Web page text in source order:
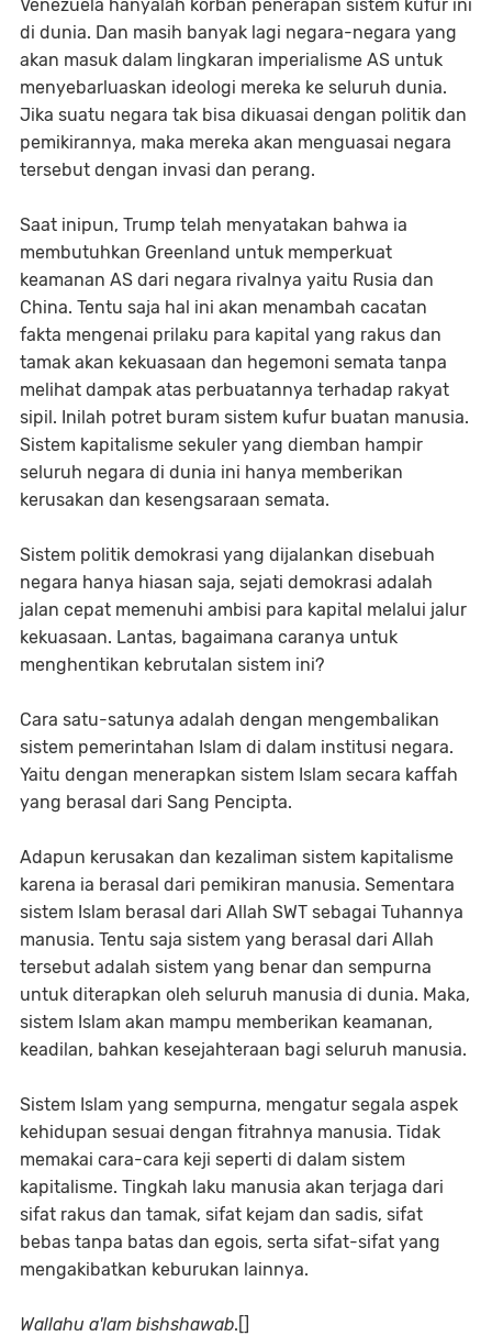
Venezuela hanyalah korban penerapan sistem kufur ini
di dunia. Dan masih banyak lagi negara-negara yang
akan masuk dalam lingkaran imperialisme AS untuk
menyebarluaskan ideologi mereka ke seluruh dunia.
Jika suatu negara tak bisa dikuasai dengan politik dan
pemikirannya, maka mereka akan menguasai negara
tersebut dengan invasi dan perang.
Saat inipun, Trump telah menyatakan bahwa ia
membutuhkan Greenland untuk memperkuat
keamanan AS dari negara rivalnya yaitu Rusia dan
China. Tentu saja hal ini akan menambah cacatan
fakta mengenai prilaku para kapital yang rakus dan
tamak akan kekuasaan dan hegemoni semata tanpa
melihat dampak atas perbuatannya terhadap rakyat
sipil. Inilah potret buram sistem kufur buatan manusia.
Sistem kapitalisme sekuler yang diemban hampir
seluruh negara di dunia ini hanya memberikan
kerusakan dan kesengsaraan semata.
Sistem politik demokrasi yang dijalankan disebuah
negara hanya hiasan saja, sejati demokrasi adalah
jalan cepat memenuhi ambisi para kapital melalui jalur
kekuasaan. Lantas, bagaimana caranya untuk
menghentikan kebrutalan sistem ini?
Cara satu-satunya adalah dengan mengembalikan
sistem pemerintahan Islam di dalam institusi negara.
Yaitu dengan menerapkan sistem Islam secara kaffah
yang berasal dari Sang Pencipta.
Adapun kerusakan dan kezaliman sistem kapitalisme
karena ia berasal dari pemikiran manusia. Sementara
sistem Islam berasal dari Allah SWT sebagai Tuhannya
manusia. Tentu saja sistem yang berasal dari Allah
tersebut adalah sistem yang benar dan sempurna
untuk diterapkan oleh seluruh manusia di dunia. Maka,
sistem Islam akan mampu memberikan keamanan,
keadilan, bahkan kesejahteraan bagi seluruh manusia.
Sistem Islam yang sempurna, mengatur segala aspek
kehidupan sesuai dengan fitrahnya manusia. Tidak
memakai cara-cara keji seperti di dalam sistem
kapitalisme. Tingkah laku manusia akan terjaga dari
sifat rakus dan tamak, sifat kejam dan sadis, sifat
bebas tanpa batas dan egois, serta sifat-sifat yang
mengakibatkan keburukan lainnya.
Wallahu a'lam bishshawab.[]